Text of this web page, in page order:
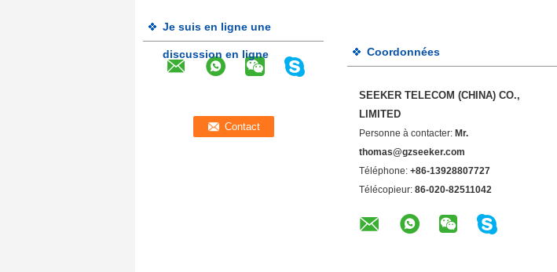
Je suis en ligne une
discussion en ligne Coordonnées
SEEKER TELECOM (CHINA) CO.,
LIMITED
Personne à contacter: Mr.
thomas@gzseeker.com
Téléphone: +86-13928807727
Télécopieur: 86-020-82511042